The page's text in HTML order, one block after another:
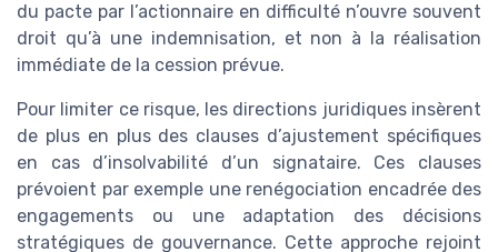
du pacte par l’actionnaire en difficulté n’ouvre souvent
droit qu’à une indemnisation, et non à la réalisation
immédiate de la cession prévue.
Pour limiter ce risque, les directions juridiques insèrent
de plus en plus des clauses d’ajustement spécifiques
en cas d’insolvabilité d’un signataire. Ces clauses
prévoient par exemple une renégociation encadrée des
engagements ou une adaptation des décisions
stratégiques de gouvernance. Cette approche rejoint